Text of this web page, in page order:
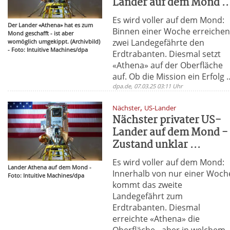
Der Lander «Athena» hat es zum
Mond geschafft - ist aber
womöglich umgekippt. (Archivbild)
- Foto: Intuitive Machines/dpa
Es wird voller auf dem Mond:
Binnen einer Woche erreichen
zwei Landegefährte den
Erdtrabanten. Diesmal setzt
«Athena» auf der Oberfläche
auf. Ob die Mission ein Erfolg
dpa.de, 07.03.25 03:11 Uhr
Lander Athena auf dem Mond -
Foto: Intuitive Machines/dpa
Nächster, US-Lander
Nächster privater US-
Lander auf dem Mond -
Zustand unklar ...
Es wird voller auf dem Mond:
Innerhalb von nur einer
kommt das zweite
Landegefährt zum
Erdtrabanten. Diesmal
erreichte «Athena» die